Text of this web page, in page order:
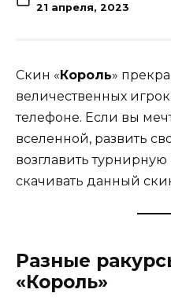
21 апреля, 2023
Скин «Король»
величественных
телефоне. Если вы
вселенной, развить
возглавить
скачивать данный
Разные
«Король»